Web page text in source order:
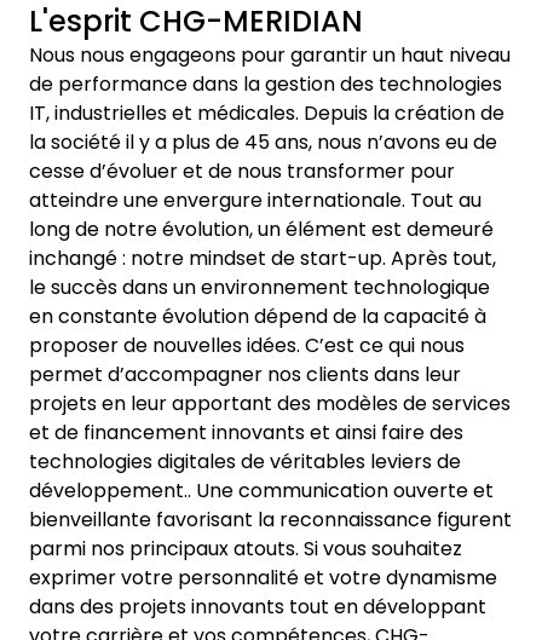
L'esprit CHG-MERIDIAN
Nous nous engageons pour garantir un haut niveau
de performance dans la gestion des technologies
IT, industrielles et médicales. Depuis la création de
la société il y a plus de 45 ans, nous n’avons eu de
cesse d’évoluer et de nous transformer pour
atteindre une envergure internationale. Tout au
long de notre évolution, un élément est demeuré
inchangé : notre mindset de start-up. Après tout,
le succès dans un environnement technologique
en constante évolution dépend de la capacité à
proposer de nouvelles idées. C’est ce qui nous
permet d’accompagner nos clients dans leur
projets en leur apportant des modèles de services
et de financement innovants et ainsi faire des
technologies digitales de véritables leviers de
développement.. Une communication ouverte et
bienveillante favorisant la reconnaissance figurent
parmi nos principaux atouts. Si vous souhaitez
exprimer votre personnalité et votre dynamisme
dans des projets innovants tout en développant